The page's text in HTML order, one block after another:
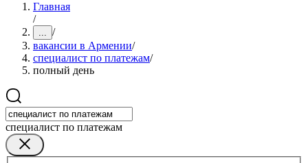
Главная
/
... /
вакансии в Армении/
специалист по платежам/
полный день
специалист по платежам